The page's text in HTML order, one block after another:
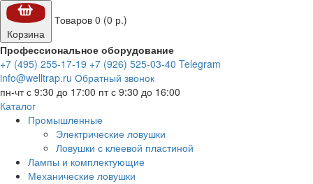
Корзина
Товаров 0 (0 р.)
Профессиональное оборудование
+7 (495) 255-17-19 +7 (926) 525-03-40 Telegram
info@welltrap.ru Обратный звонок
пн-чт с 9:30 до 17:00 пт с 9:30 до 16:00
Каталог
Промышленные
Электрические ловушки
Ловушки с клеевой пластиной
Лампы и комплектующие
Механические ловушки